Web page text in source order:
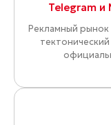
Telegram и
Рекламный